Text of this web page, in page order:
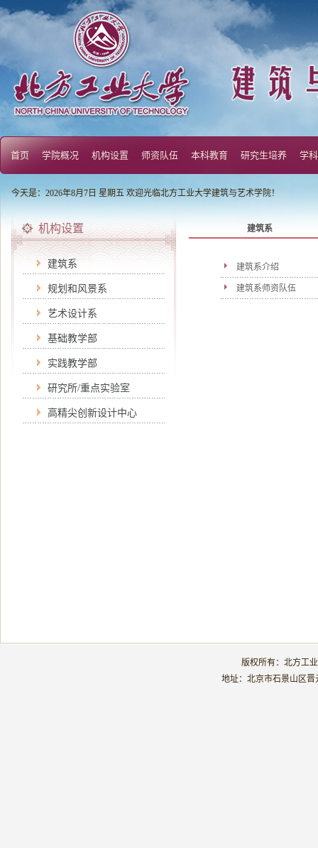
首页 学院概况 机构设置 师资队伍 本科教育 研究生培养 学
今天是：2026年8月7日 星期五 欢迎光临北方工业大学建筑与艺术学院！
机构设置 建筑系
建筑系
规划和风景系
艺术设计系
基础教学部
实践教学部
研究所/重点实验室
高精尖创新设计中心
建筑系介绍
建筑系师资队伍
版权所有：北方工
地址：北京市石景山区晋